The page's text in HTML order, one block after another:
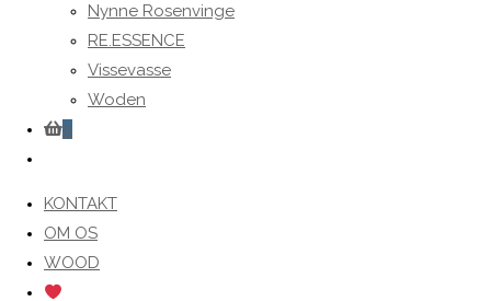
Nynne Rosenvinge
RE.ESSENCE
Vissevasse
Woden
0
search
KONTAKT
OM OS
WOOD